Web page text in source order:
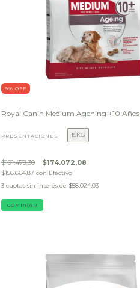
9% OFF
Royal Canin Medium Agening +10 Años
PRESENTACIONES 15KG
$191.479,30 $174.072,08
$156.664,87 con Efectivo
3 cuotas sin interés de $58.024,03
COMPRAR